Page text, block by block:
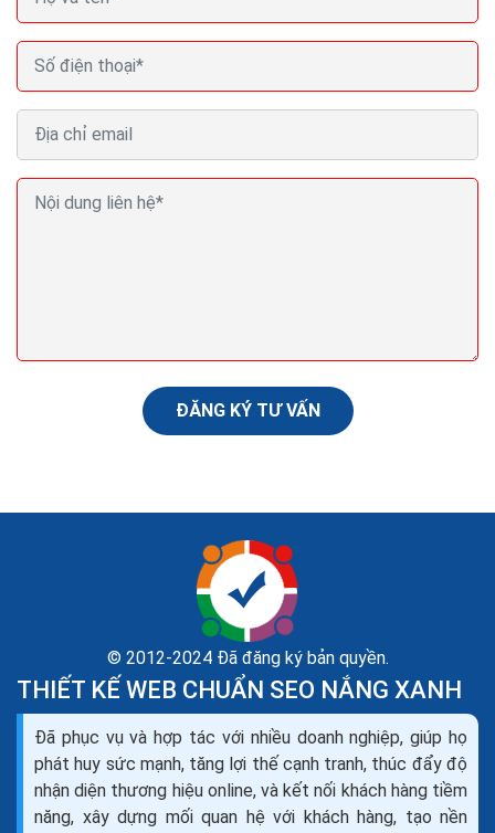
các công ty seo
Theo như Wikipedia, SEO là tối ưu hóa công cụ tìm
kiếm (tiếng Anh: Search Engine Optimization- viết
tắt: SEO), là một tập hợp các phương pháp nhằm...
ĐĂNG KÝ TƯ VẤN
© 2012-2024 Đã đăng ký bản quyền.
THIẾT KẾ WEB CHUẨN SEO NẮNG XANH
Đã phục vụ và hợp tác với nhiều doanh nghiệp, giúp họ
phát huy sức mạnh, tăng lợi thế cạnh tranh, thúc đẩy độ
nhận diện thương hiệu online, và kết nối khách hàng tiềm
năng, xây dựng mối quan hệ với khách hàng, tạo nền